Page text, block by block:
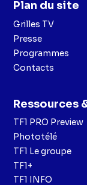
Plan du site
Grilles TV
Presse
Programmes
Contacts
Ressources
TF1 PRO Preview
Phototélé
TF1 Le groupe
TF1+
TF1 INFO